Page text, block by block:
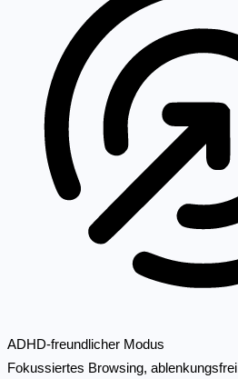
ADHD-freundlicher Modus
Fokussiertes Browsing, ablenkungsfrei